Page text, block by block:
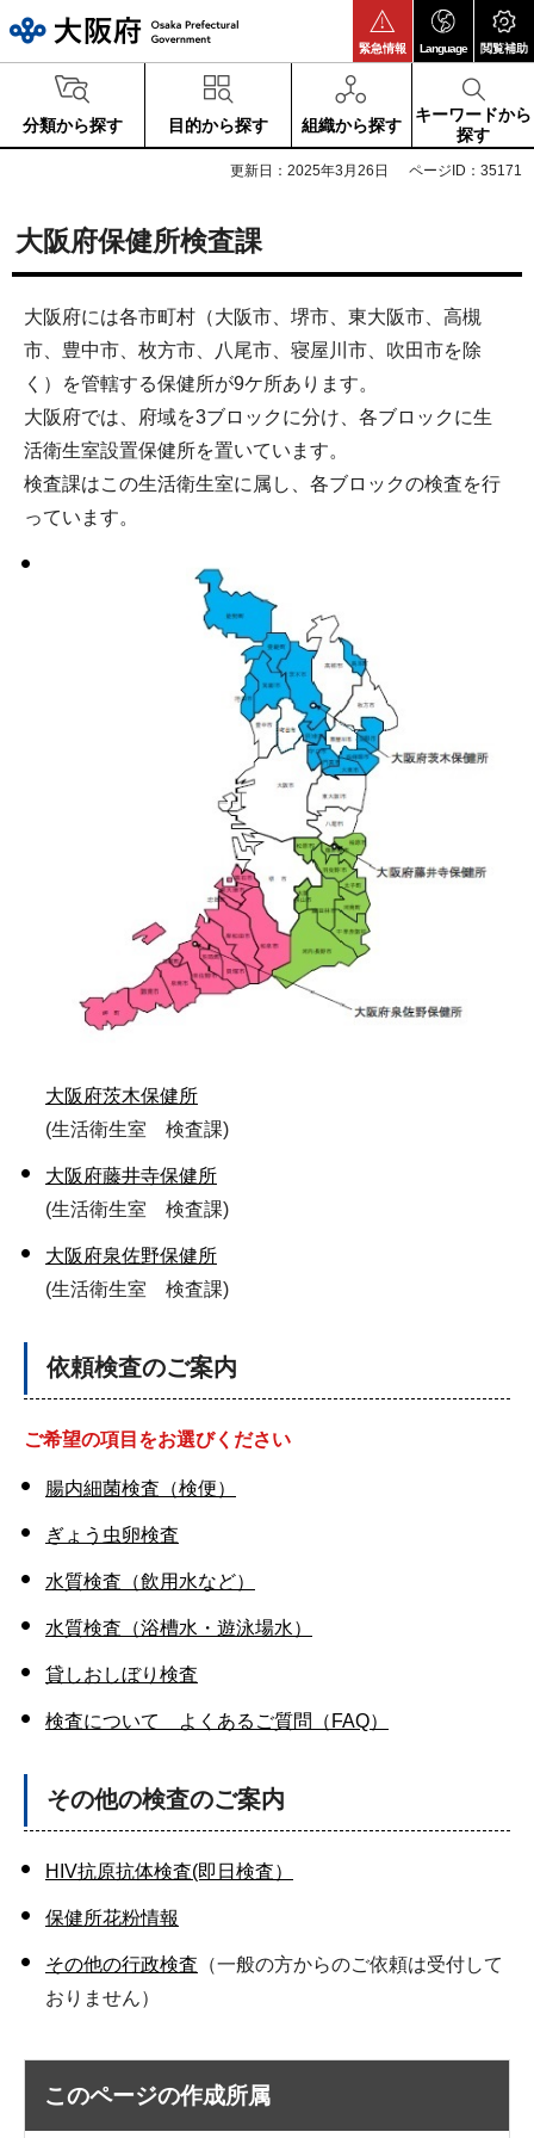
緊急情報 Language 閲覧補助
分類から探す 目的から探す 組織から探す
キーワードから
探す
更新日：2025年3月26日 ページID：35171
大阪府保健所検査課
大阪府には各市町村（大阪市、堺市、東大阪市、高槻
市、豊中市、枚方市、八尾市、寝屋川市、吹田市を除
く）を管轄する保健所が9ケ所あります。
大阪府では、府域を3ブロックに分け、各ブロックに生
活衛生室設置保健所を置いています。
検査課はこの生活衛生室に属し、各ブロックの検査を行
っています。
大阪府茨木保健所
(生活衛生室 検査課)
大阪府藤井寺保健所
(生活衛生室 検査課)
大阪府泉佐野保健所
(生活衛生室 検査課)
依頼検査のご案内
ご希望の項目をお選びください
腸内細菌検査（検便）
ぎょう虫卵検査
水質検査（飲用水など）
水質検査（浴槽水・遊泳場水）
貸しおしぼり検査
検査について よくあるご質問（FAQ）
その他の検査のご案内
HIV抗原抗体検査(即日検査）
保健所花粉情報
その他の行政検査 （一般の方からのご依頼は受付して
おりません）
このページの作成所属